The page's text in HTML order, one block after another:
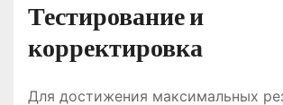
Тестирование и
корректировка
Для достижения максимальных